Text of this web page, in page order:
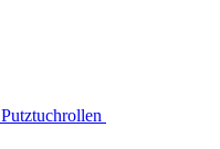
Putztuchrollen